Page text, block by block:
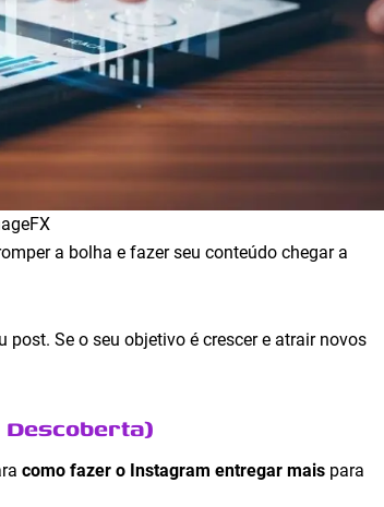
a bolha e fazer seu conteúdo chegar a
Se o seu objetivo é crescer e atrair novos
Descoberta)
como fazer o Instagram entregar mais para